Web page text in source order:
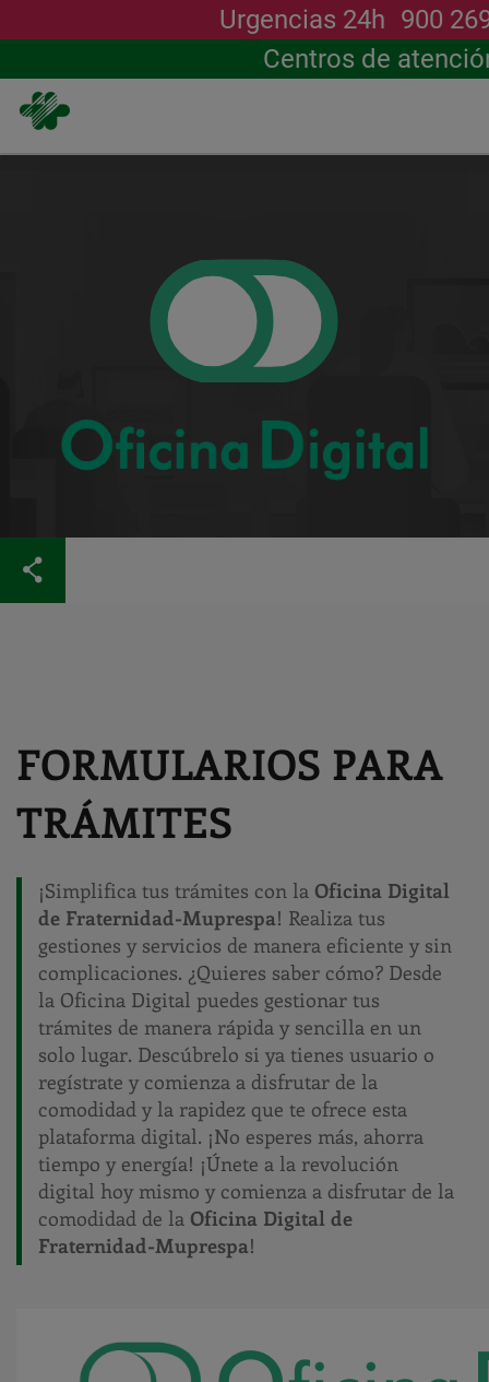
Urgencias 24h 900
Centros de
FORMULARIOS PARA
TRÁMITES
¡Simplifica tus trámites con la Oficina Digital
de Fraternidad-Muprespa! Realiza tus
gestiones y servicios de manera eficiente y sin
complicaciones. ¿Quieres saber cómo? Desde
la Oficina Digital puedes gestionar tus
trámites de manera rápida y sencilla en un
solo lugar. Descúbrelo si ya tienes usuario o
regístrate y comienza a disfrutar de la
comodidad y la rapidez que te ofrece esta
plataforma digital. ¡No esperes más, ahorra
tiempo y energía! ¡Únete a la revolución
digital hoy mismo y comienza a disfrutar de la
comodidad de la Oficina Digital de
Fraternidad-Muprespa!